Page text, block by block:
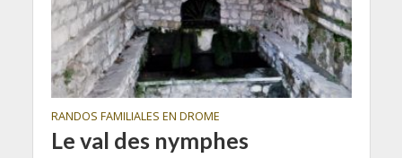
RANDOS FAMILIALES EN DROME
Le val des nymphes